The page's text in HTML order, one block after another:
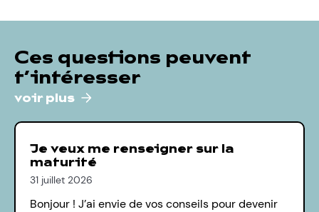
Ces questions peuvent
t’intéresser
voir plus
Je veux me renseigner sur la
maturité
31 juillet 2026
Bonjour ! J’ai envie de vos conseils pour devenir